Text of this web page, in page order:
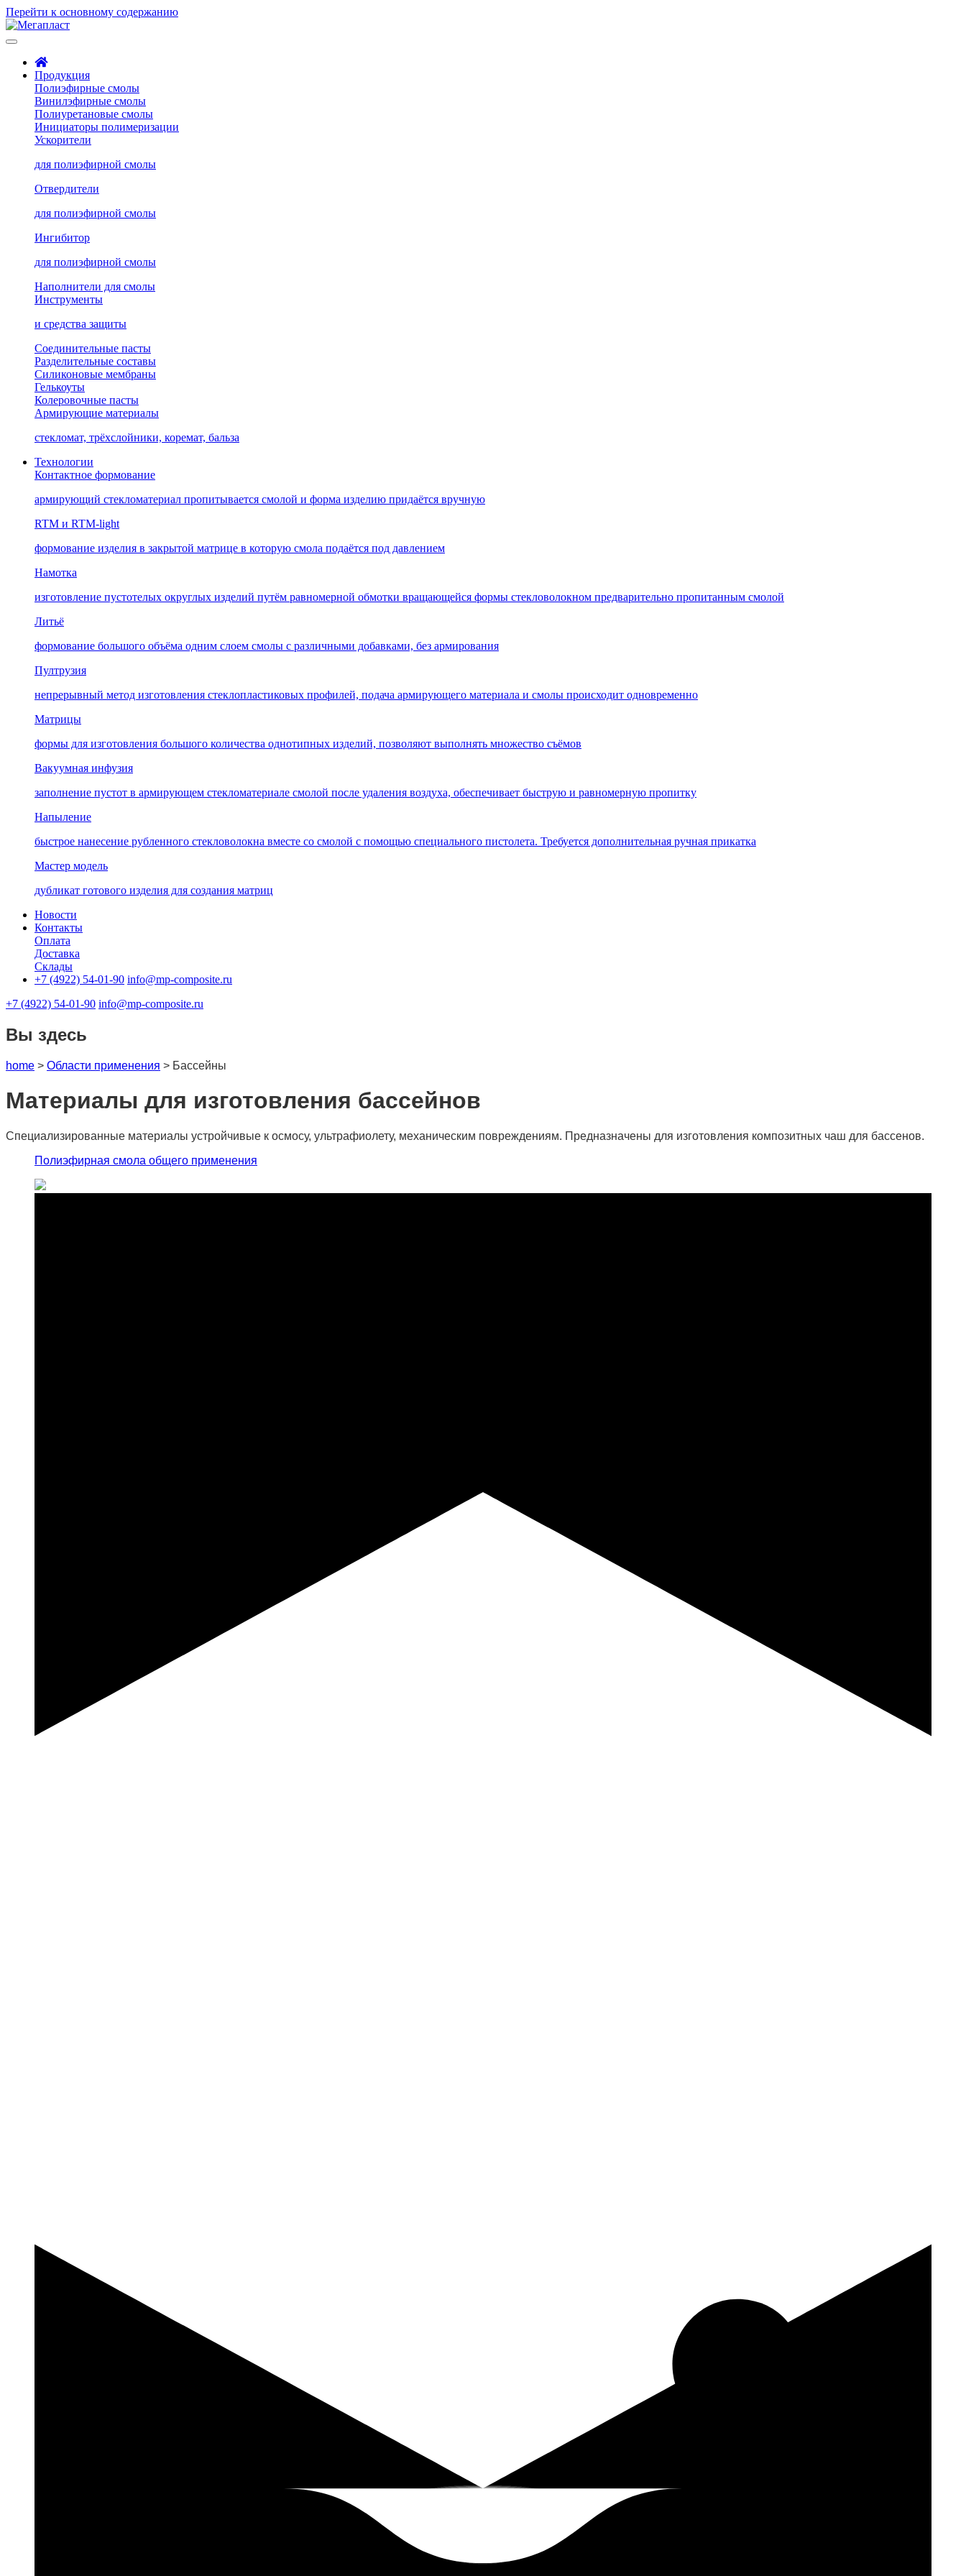
Перейти к основному содержанию
Продукция
Полиэфирные смолы
Винилэфирные смолы
Полиуретановые смолы
Инициаторы полимеризации
Ускорители
для полиэфирной смолы
Отвердители
для полиэфирной смолы
Ингибитор
для полиэфирной смолы
Наполнители для смолы
Инструменты
и средства защиты
Соединительные пасты
Разделительные составы
Силиконовые мембраны
Гелькоуты
Колеровочные пасты
Армирующие материалы
стекломат, трёхслойники, коремат, бальза
Технологии
Контактное формование
армирующий стекломатериал пропитывается смолой и форма изделию придаётся вручную
RTM и RTM-light
формование изделия в закрытой матрице в которую смола подаётся под давлением
Намотка
изготовление пустотелых округлых изделий путём равномерной обмотки вращающейся формы стекловолокном предварительно пропитанным смолой
Литьё
формование большого объёма одним слоем смолы с различными добавками, без армирования
Пултрузия
непрерывный метод изготовления стеклопластиковых профилей, подача армирующего материала и смолы происходит одновременно
Матрицы
формы для изготовления большого количества однотипных изделий, позволяют выполнять множество съёмов
Вакуумная инфузия
заполнение пустот в армирующем стекломатериале смолой после удаления воздуха, обеспечивает быструю и равномерную пропитку
Напыление
быстрое нанесение рубленного стекловолокна вместе со смолой с помощью специального пистолета. Требуется дополнительная ручная прикатка
Мастер модель
дубликат готового изделия для создания матриц
Новости
Контакты
Оплата
Доставка
Склады
+7 (4922) 54-01-90 info@mp-composite.ru
+7 (4922) 54-01-90 info@mp-composite.ru
Вы здесь
home > Области применения > Бассейны
Материалы для изготовления бассейнов
Специализированные материалы устройчивые к осмосу, ультрафиолету, механическим повреждениям. Предназначены для изготовления композитных чаш для бассенов.
Полиэфирная смола общего применения